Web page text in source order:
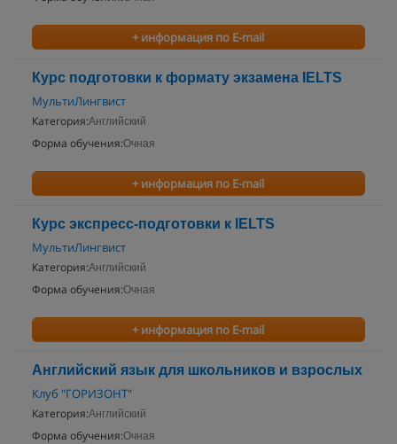
+ информация по E-mail
Курс подготовки к формату экзамена IELTS
МультиЛингвист
Категория:Английский
Форма обучения:Очная
+ информация по E-mail
Курс экспресс-подготовки к IELTS
МультиЛингвист
Категория:Английский
Форма обучения:Очная
+ информация по E-mail
Английский язык для школьников и взрослых
Клуб "ГОРИЗОНТ"
Категория:Английский
Форма обучения:Очная